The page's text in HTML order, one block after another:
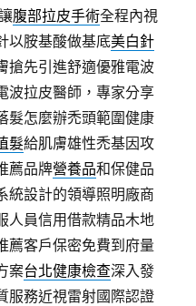
腹部拉皮手術全程內視
以胺基酸做基底美白針
搶先引進舒適優雅電波
波拉皮醫師，專家分享
髮怎麼辦禿頭範圍健康
髮給肌膚雄性禿基因攻
薦品牌營養品和保健品
統設計的領導照明廠商
人員信用借款精品木地
薦客戶保密免費到府量
案台北健康檢查深入發
服務近視雷射國際認證